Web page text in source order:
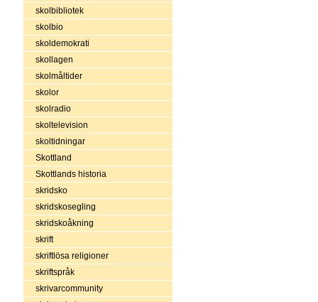
skolbibliotek
skolbio
skoldemokrati
skollagen
skolmåltider
skolor
skolradio
skoltelevision
skoltidningar
Skottland
Skottlands historia
skridsko
skridskosegling
skridskoåkning
skrift
skriftlösa religioner
skriftspråk
skrivarcommunity